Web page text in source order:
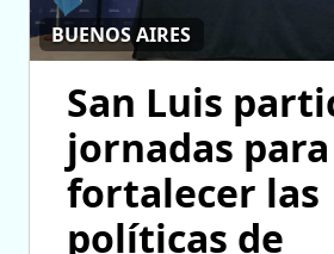
BUENOS AIRES
San Luis
jornadas para
fortalecer las
políticas de